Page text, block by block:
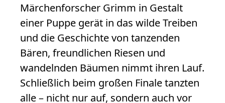
Märchenforscher Grimm in Gestalt
einer Puppe gerät in das wilde Treiben
und die Geschichte von tanzenden
Bären, freundlichen Riesen und
wandelnden Bäumen nimmt ihren Lauf.
Schließlich beim großen Finale tanzten
alle – nicht nur auf, sondern auch vor